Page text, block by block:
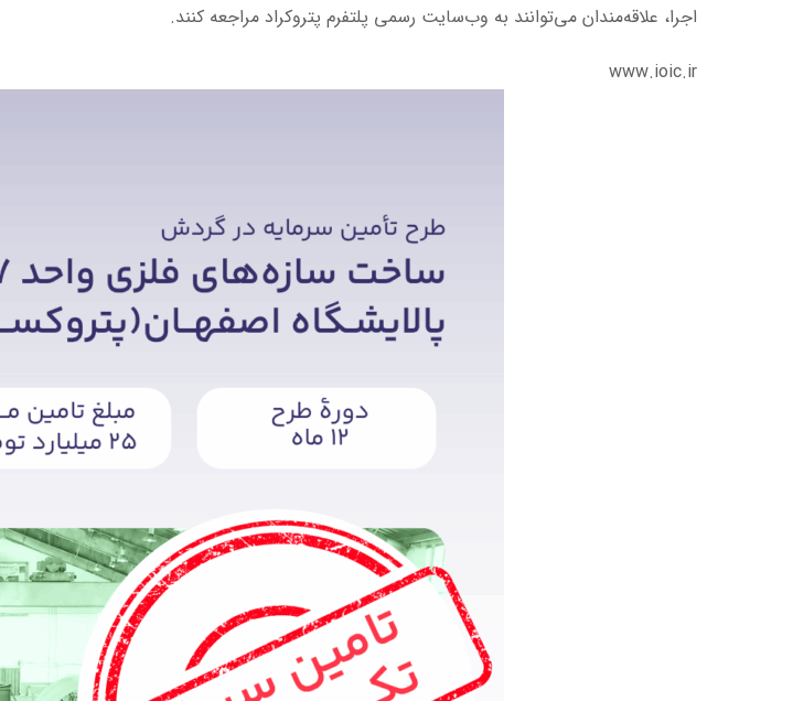
اجرا، علاقه‌مندان می‌توانند به وب‌سایت رسمی پلتفرم پتروکراد مراجعه کنند.
www.ioic.ir